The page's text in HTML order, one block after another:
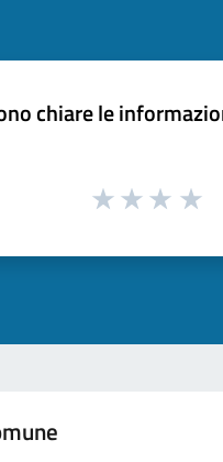
chiare le